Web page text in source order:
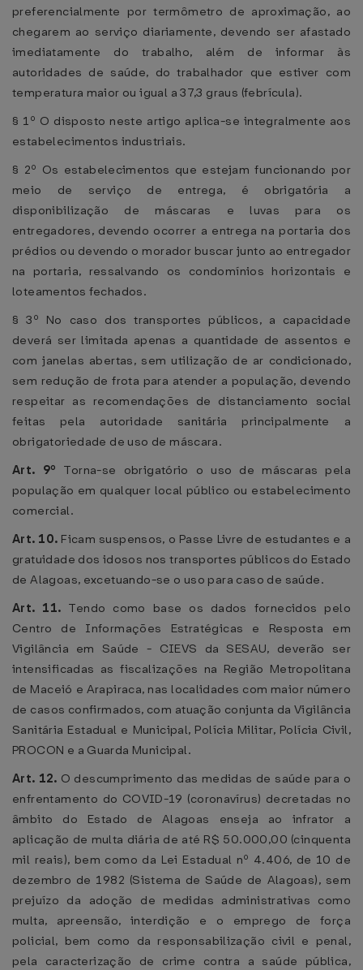
preferencialmente por termômetro de aproximação, ao
chegarem ao serviço diariamente, devendo ser afastado
imediatamente do trabalho, além de informar às
autoridades de saúde, do trabalhador que estiver com
temperatura maior ou igual a 37,3 graus (febrícula).
§ 1º O disposto neste artigo aplica-se integralmente aos
estabelecimentos industriais.
§ 2º Os estabelecimentos que estejam funcionando por
meio de serviço de entrega, é obrigatória a
disponibilização de máscaras e luvas para os
entregadores, devendo ocorrer a entrega na portaria dos
prédios ou devendo o morador buscar junto ao entregador
na portaria, ressalvando os condomínios horizontais e
loteamentos fechados.
§ 3º No caso dos transportes públicos, a capacidade
deverá ser limitada apenas a quantidade de assentos e
com janelas abertas, sem utilização de ar condicionado,
sem redução de frota para atender a população, devendo
respeitar as recomendações de distanciamento social
feitas pela autoridade sanitária principalmente a
obrigatoriedade de uso de máscara.
Art. 9º Torna-se obrigatório o uso de máscaras pela
população em qualquer local público ou estabelecimento
comercial.
Art. 10. Ficam suspensos, o Passe Livre de estudantes e a
gratuidade dos idosos nos transportes públicos do Estado
de Alagoas, excetuando-se o uso para caso de saúde.
Art. 11. Tendo como base os dados fornecidos pelo
Centro de Informações Estratégicas e Resposta em
Vigilância em Saúde - CIEVS da SESAU, deverão ser
intensificadas as fiscalizações na Região Metropolitana
de Maceió e Arapiraca, nas localidades com maior número
de casos confirmados, com atuação conjunta da Vigilância
Sanitária Estadual e Municipal, Polícia Militar, Polícia Civil,
PROCON e a Guarda Municipal.
Art. 12. O descumprimento das medidas de saúde para o
enfrentamento do COVID-19 (coronavírus) decretadas no
âmbito do Estado de Alagoas enseja ao infrator a
aplicação de multa diária de até R$ 50.000,00 (cinquenta
mil reais), bem como da Lei Estadual nº 4.406, de 10 de
dezembro de 1982 (Sistema de Saúde de Alagoas), sem
prejuízo da adoção de medidas administrativas como
multa, apreensão, interdição e o emprego de força
policial, bem como da responsabilização civil e penal,
pela caracterização de crime contra a saúde pública,